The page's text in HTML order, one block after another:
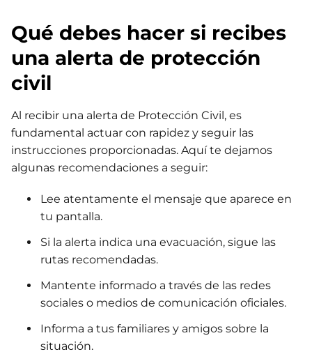
Qué debes hacer si recibes
una alerta de protección
civil
Al recibir una alerta de Protección Civil, es
fundamental actuar con rapidez y seguir las
instrucciones proporcionadas. Aquí te dejamos
algunas recomendaciones a seguir:
Lee atentamente el mensaje que aparece en
tu pantalla.
Si la alerta indica una evacuación, sigue las
rutas recomendadas.
Mantente informado a través de las redes
sociales o medios de comunicación oficiales.
Informa a tus familiares y amigos sobre la
situación.